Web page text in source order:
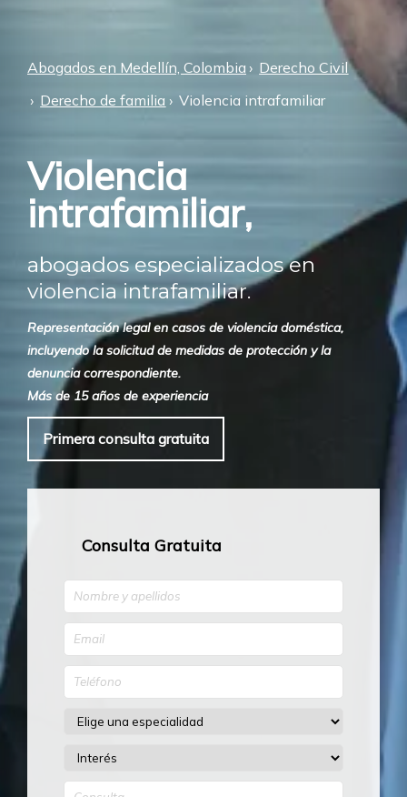
Abogados en Medellín, Colombia
Derecho Civil
Derecho de familia
Violencia intrafamiliar
Violencia
intrafamiliar,
abogados especializados en
violencia intrafamiliar.
Representación legal en casos de violencia doméstica,
incluyendo la solicitud de medidas de protección y la
denuncia correspondiente.
Más de 15 años de experiencia
Primera consulta gratuita
Consulta Gratuita